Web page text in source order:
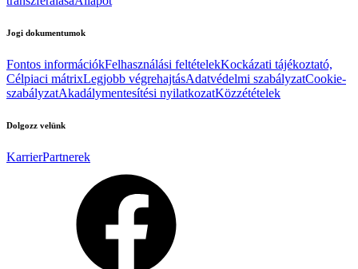
Jogi dokumentumok
Fontos információkFelhasználási feltételekKockázati tájékoztató,
Célpiaci mátrixLegjobb végrehajtásAdatvédelmi szabályzatCookie-
szabályzatAkadálymentesítési nyilatkozatKözzétételek
Dolgozz velünk
KarrierPartnerek